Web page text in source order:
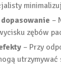
–
zębów
– Przy
utrzymywać